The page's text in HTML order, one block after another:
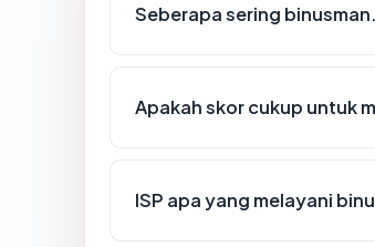
Seberapa sering
Apakah skor cukup untuk
ISP apa yang melayani